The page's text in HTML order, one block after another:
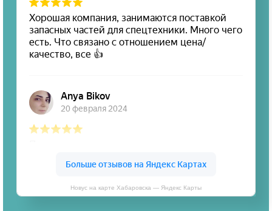
Новус на карте Хабаровска — Яндекс Карты